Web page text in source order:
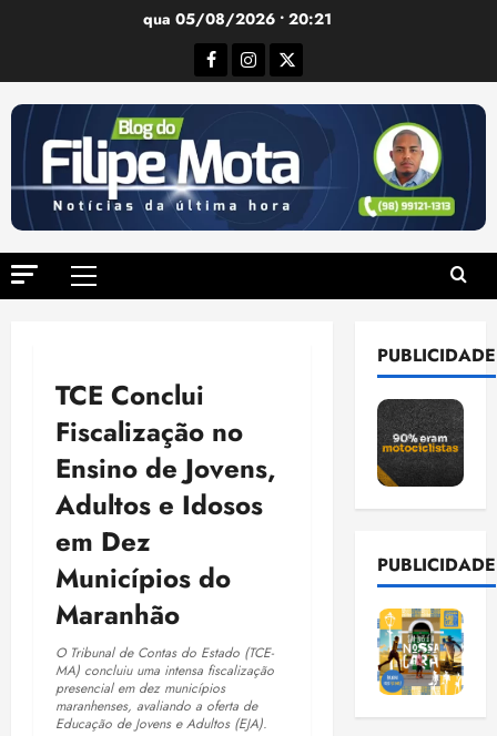
qua 05/08/2026 • 20:21
Facebook
Instagram
Twitter
Menu
TCE Conclui
Fiscalização no
Ensino de Jovens,
Adultos e Idosos
em Dez
Municípios do
Maranhão
O Tribunal de Contas do Estado (TCE-
MA) concluiu uma intensa fiscalização
presencial em dez municípios
maranhenses, avaliando a oferta de
Educação de Jovens e Adultos (EJA).
PUBLICIDADE
PUBLICIDADE